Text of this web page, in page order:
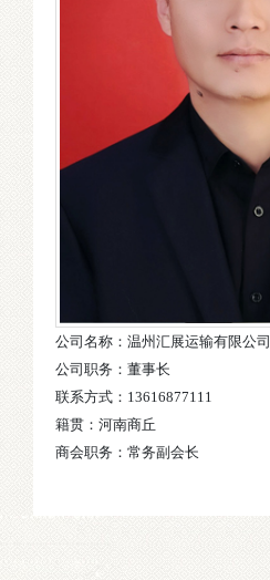
公司名称：温州汇展运输有限公司
公司职务：董事长
联系方式：13616877111
籍贯：河南商丘
商会职务：常务副会长